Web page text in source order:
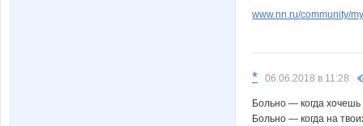
www.nn.ru/community/
* 06.06.2018 в 11:28
Больно — когда хочешь
Больно — когда на